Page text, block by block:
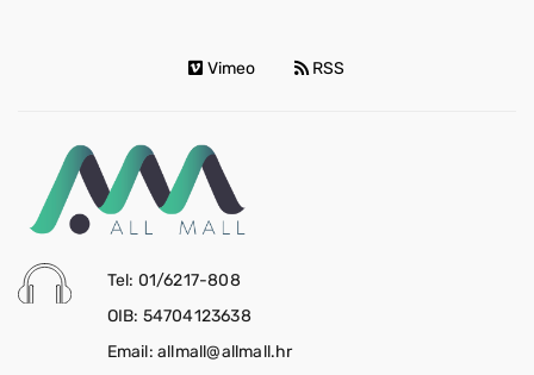
Vimeo RSS
Tel: 01/6217-808
OIB: 54704123638
Email: allmall@allmall.hr